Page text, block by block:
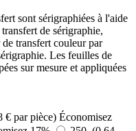
sont sérigraphiées à l'aide
de sérigraphie,
transfert couleur par
Les feuilles de
sur mesure et appliquées
€ par pièce) Économisez